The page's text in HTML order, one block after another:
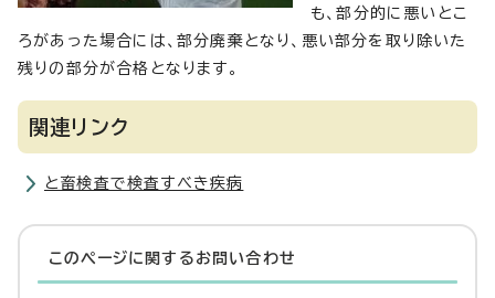
も、部分的に悪いとこ
ろがあった場合には、部分廃棄となり、悪い部分を取り除いた
残りの部分が合格となります。
関連リンク
と畜検査で検査すべき疾病
このページに関する お問い合わせ